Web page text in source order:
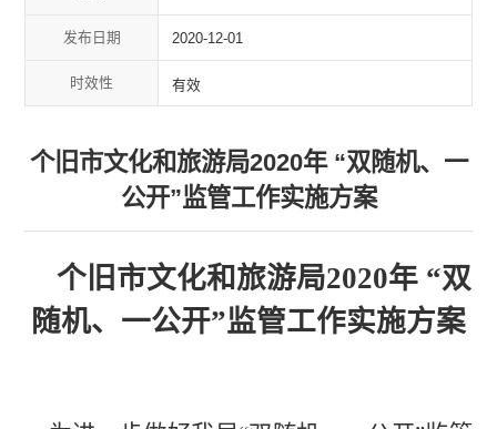
发布日期 2020-12-01
时效性 有效
个旧市文化和旅游局2020年 “双随机、一
公开”监管工作实施方案
个旧市文化和旅游局2020年 “双
随机、一公开”监管工作实施方案